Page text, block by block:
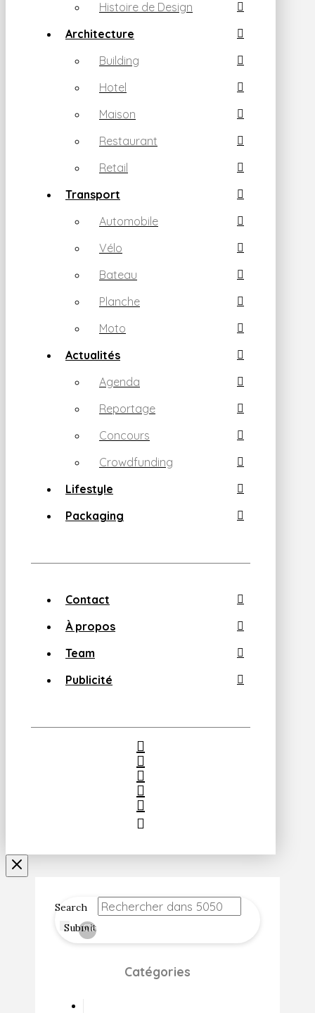
Histoire de Design
Architecture
Building
Hotel
Maison
Restaurant
Retail
Transport
Automobile
Vélo
Bateau
Planche
Moto
Actualités
Agenda
Reportage
Concours
Crowdfunding
Lifestyle
Packaging
Contact
À propos
Team
Publicité
Search
Submit
Clear
Catégories